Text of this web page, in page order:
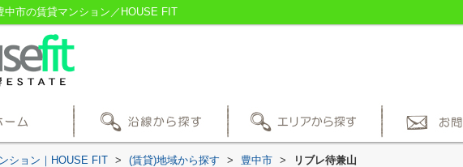
中市の賃貸マンション／HOUSE FIT
ション｜HOUSE FIT > (賃貸)地域から探す > 豊中市 > リブレ待兼山